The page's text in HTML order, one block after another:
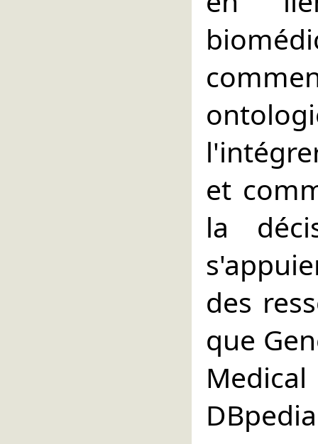
et
la
des
que